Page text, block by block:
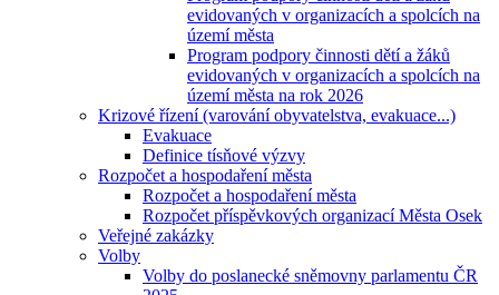
evidovaných v organizacích a spolcích na
území města
Program podpory činnosti dětí a žáků
evidovaných v organizacích a spolcích na
území města na rok 2026
Krizové řízení (varování obyvatelstva, evakuace...)
Evakuace
Definice tísňové výzvy
Rozpočet a hospodaření města
Rozpočet a hospodaření města
Rozpočet příspěvkových organizací Města Osek
Veřejné zakázky
Volby
Volby do poslanecké sněmovny parlamentu ČR